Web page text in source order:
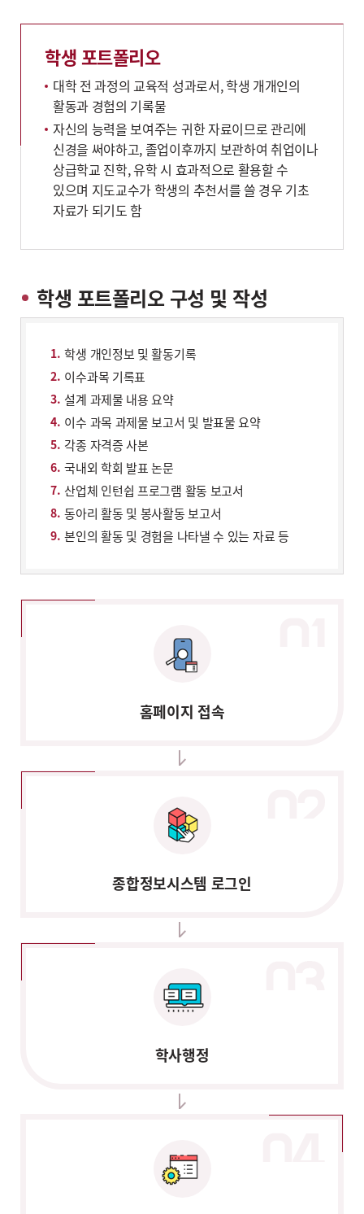
학생 포트폴리오
대학 전 과정의 교육적 성과로서, 학생 개개인의
활동과 경험의 기록물
자신의 능력을 보여주는 귀한 자료이므로 관리에
신경을 써야하고, 졸업이후까지 보관하여 취업이나
상급학교 진학, 유학 시 효과적으로 활용할 수
있으며 지도교수가 학생의 추천서를 쓸 경우 기초
자료가 되기도 함
학생 포트폴리오 구성 및 작성
학생 개인정보 및 활동기록
이수과목 기록표
설계 과제물 내용 요약
이수 과목 과제물 보고서 및 발표물 요약
각종 자격증 사본
국내외 학회 발표 논문
산업체 인턴쉽 프로그램 활동 보고서
동아리 활동 및 봉사활동 보고서
본인의 활동 및 경험을 나타낼 수 있는 자료 등
홈페이지 접속
종합정보시스템 로그인
학사행정